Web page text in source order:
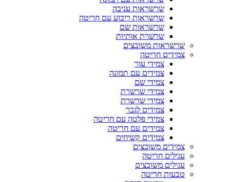
שרשראות עניבה
שרשראות ריבוע עם חריטה
שרשראות שם
שרשרת אותיות
שרשראות משובצים
צמידים חריטה
צמידי עור
צמידים עם תמונה
צמידי שם
צמידי שרשרת
צמידי שרשרת
צמידים לגבר
צמידי פלטה עם חריטה
צמידים עם חריטה
צמידים קשיחים
צמידים משובצים
עגילים חריטה
עגילים משובצים
טבעות חריטה